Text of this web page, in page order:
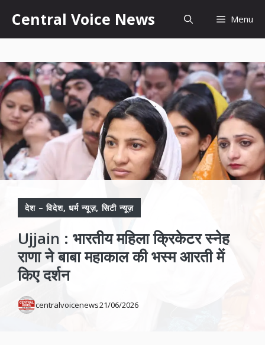
content
Central Voice News Menu
देश – विदेश,धर्म न्यूज़,सिटी न्यूज़
Ujjain : भारतीय महिला क्रिकेटर स्नेह
राणा ने बाबा महाकाल की भस्म आरती में
किए दर्शन
centralvoicenews21/06/2026